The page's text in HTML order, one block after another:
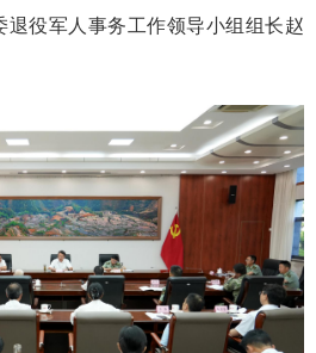
退役军人事务工作领导小组组长赵